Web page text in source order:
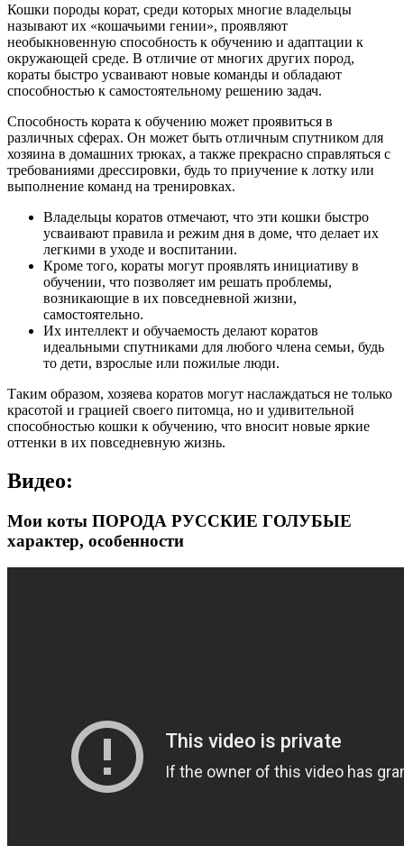
Кошки породы корат, среди которых многие владельцы
называют их «кошачьими гении», проявляют
необыкновенную способность к обучению и адаптации к
окружающей среде. В отличие от многих других пород,
кораты быстро усваивают новые команды и обладают
способностью к самостоятельному решению задач.
Способность кората к обучению может проявиться в
различных сферах. Он может быть отличным спутником для
хозяина в домашних трюках, а также прекрасно справляться с
требованиями дрессировки, будь то приучение к лотку или
выполнение команд на тренировках.
Владельцы коратов отмечают, что эти кошки быстро
усваивают правила и режим дня в доме, что делает их
легкими в уходе и воспитании.
Кроме того, кораты могут проявлять инициативу в
обучении, что позволяет им решать проблемы,
возникающие в их повседневной жизни,
самостоятельно.
Их интеллект и обучаемость делают коратов
идеальными спутниками для любого члена семьи, будь
то дети, взрослые или пожилые люди.
Таким образом, хозяева коратов могут наслаждаться не только
красотой и грацией своего питомца, но и удивительной
способностью кошки к обучению, что вносит новые яркие
оттенки в их повседневную жизнь.
Видео:
Мои коты ПОРОДА РУССКИЕ ГОЛУБЫЕ
характер, особенности